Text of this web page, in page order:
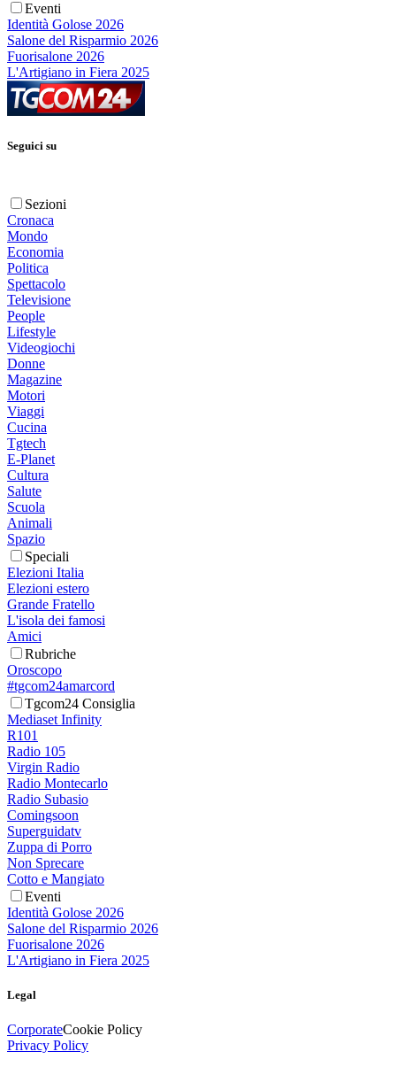
Eventi
Identità Golose 2026
Salone del Risparmio 2026
Fuorisalone 2026
L'Artigiano in Fiera 2025
Seguici su
Sezioni
Cronaca
Mondo
Economia
Politica
Spettacolo
Televisione
People
Lifestyle
Videogiochi
Donne
Magazine
Motori
Viaggi
Cucina
Tgtech
E-Planet
Cultura
Salute
Scuola
Animali
Spazio
Speciali
Elezioni Italia
Elezioni estero
Grande Fratello
L'isola dei famosi
Amici
Rubriche
Oroscopo
#tgcom24amarcord
Tgcom24 Consiglia
Mediaset Infinity
R101
Radio 105
Virgin Radio
Radio Montecarlo
Radio Subasio
Comingsoon
Superguidatv
Zuppa di Porro
Non Sprecare
Cotto e Mangiato
Eventi
Identità Golose 2026
Salone del Risparmio 2026
Fuorisalone 2026
L'Artigiano in Fiera 2025
Legal
CorporateCookie Policy
Privacy Policy